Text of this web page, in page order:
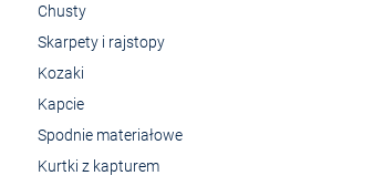
Chusty
Skarpety i rajstopy
Kozaki
Kapcie
Spodnie materiałowe
Kurtki z kapturem